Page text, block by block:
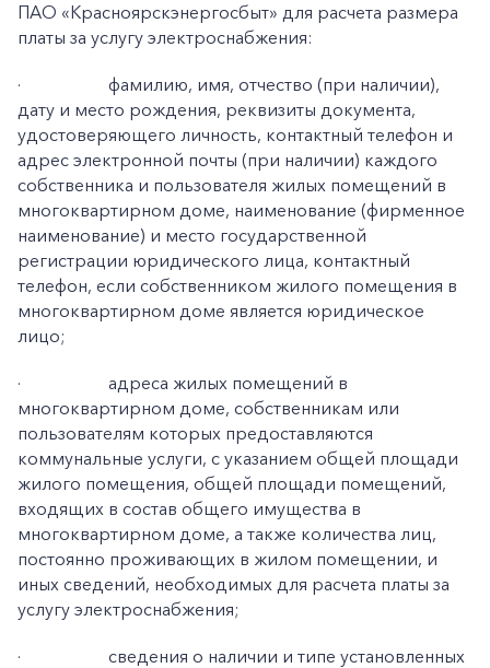
ПАО «Красноярскэнергосбыт» для расчета размера
платы за услугу электроснабжения:
·
фамилию, имя, отчество (при наличии),
дату и место рождения, реквизиты документа,
удостоверяющего личность, контактный телефон и
адрес электронной почты (при наличии) каждого
собственника и пользователя жилых помещений в
многоквартирном доме, наименование (фирменное
наименование) и место государственной
регистрации юридического лица, контактный
телефон, если собственником жилого помещения в
многоквартирном доме является юридическое
лицо;
·
адреса жилых помещений в
многоквартирном доме, собственникам или
пользователям которых предоставляются
коммунальные услуги, с указанием общей площади
жилого помещения, общей площади помещений,
входящих в состав общего имущества в
многоквартирном доме, а также количества лиц,
постоянно проживающих в жилом помещении, и
иных сведений, необходимых для расчета платы за
услугу электроснабжения;
·
сведения о наличии и типе установленных